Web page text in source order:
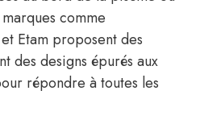
comme
Etam proposent des
des designs épurés aux
répondre à toutes les